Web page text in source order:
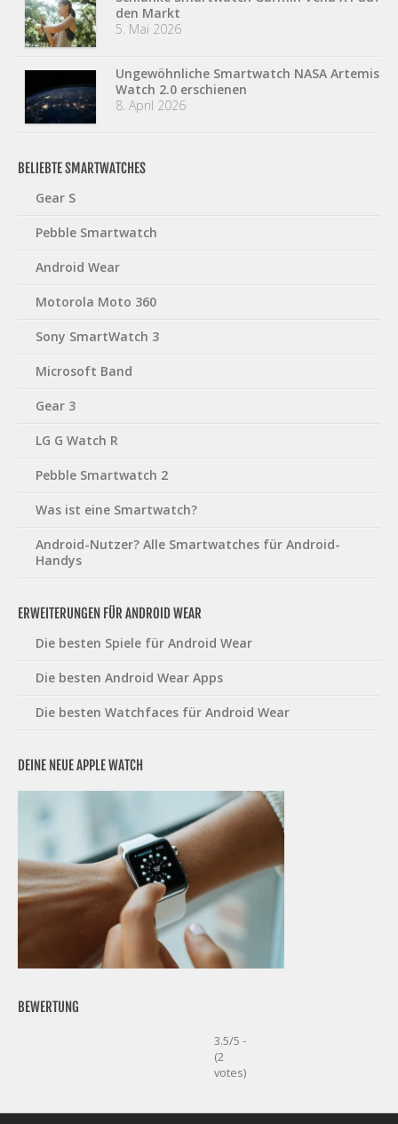
den Markt
5. Mai 2026
Ungewöhnliche Smartwatch NASA Artemis
Watch 2.0 erschienen
8. April 2026
BELIEBTE SMARTWATCHES
Gear S
Pebble Smartwatch
Android Wear
Motorola Moto 360
Sony SmartWatch 3
Microsoft Band
Gear 3
LG G Watch R
Pebble Smartwatch 2
Was ist eine Smartwatch?
Android-Nutzer? Alle Smartwatches für Android-
Handys
ERWEITERUNGEN FÜR ANDROID WEAR
Die besten Spiele für Android Wear
Die besten Android Wear Apps
Die besten Watchfaces für Android Wear
DEINE NEUE APPLE WATCH
BEWERTUNG
3.5/5 -
(2
votes)